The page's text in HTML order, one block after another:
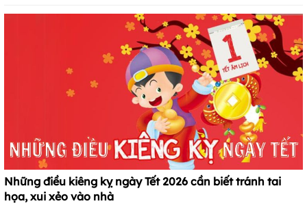
Những điều kiêng kỵ ngày Tết 2026 cần biết tránh tai
họa, xui xẻo vào nhà